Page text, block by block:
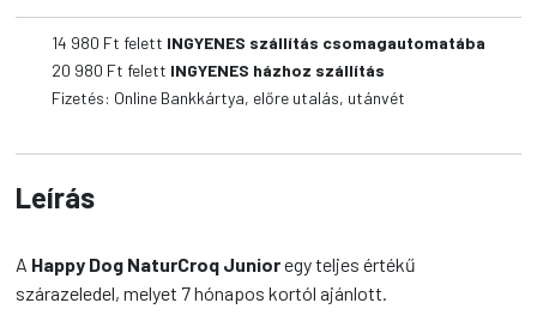
14 980 Ft felett INGYENES szállítás csomagautomatába
20 980 Ft felett INGYENES házhoz szállítás
Fizetés: Online Bankkártya, előre utalás, utánvét
Leírás
A Happy Dog NaturCroq Junioregy teljes értékű
szárazeledel, melyet 7 hónapos kortól ajánlott.